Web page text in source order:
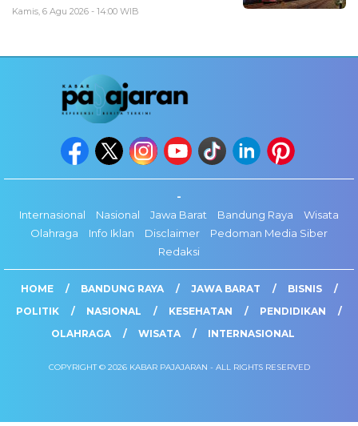
Kamis, 6 Agu 2026 - 14:00 WIB
-
Internasional
Nasional Jawa Barat Bandung Raya
Wisata
Olahraga
Info Iklan Disclaimer
Pedoman Media Siber
Redaksi
HOME BANDUNG RAYA JAWA BARAT
BISNIS
POLITIK
NASIONAL KESEHATAN
PENDIDIKAN
OLAHRAGA
WISATA INTERNASIONAL
COPYRIGHT © 2026 KABAR PAJAJARAN - ALL RIGHTS RESERVED